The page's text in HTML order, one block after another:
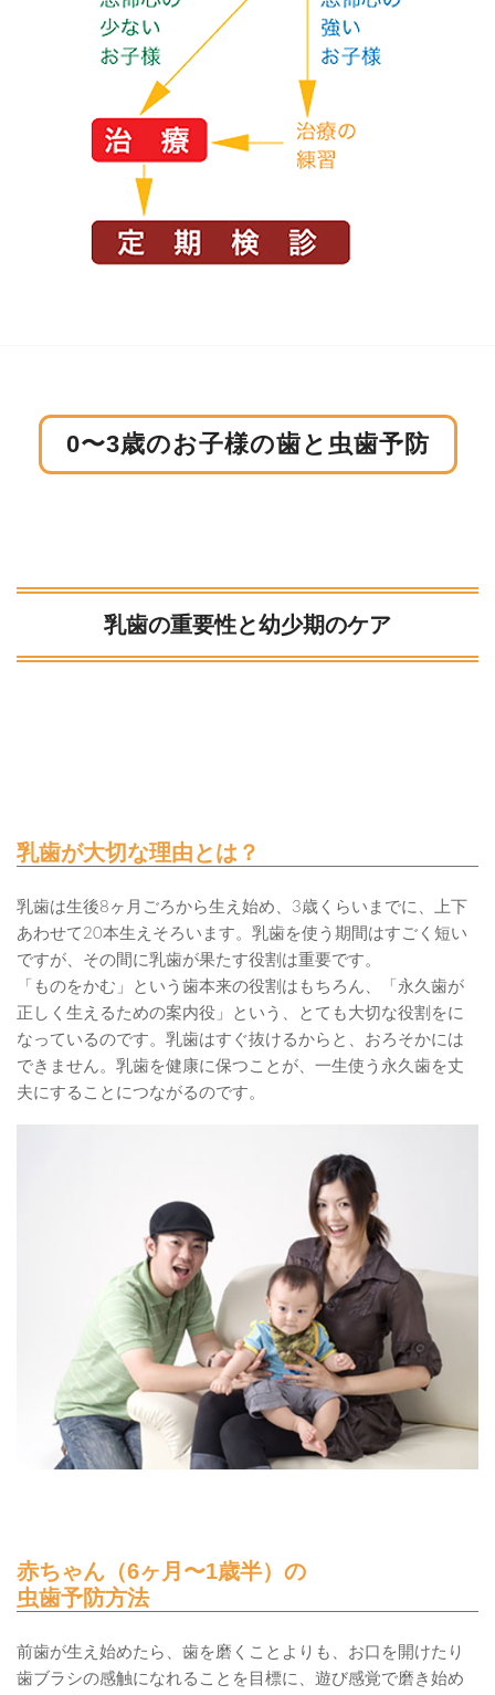
0〜3歳のお子様の歯と虫歯予防
乳歯の重要性と幼少期のケア
乳歯が大切な理由とは？
乳歯は生後8ヶ月ごろから生え始め、3歳くらいまでに、上下
あわせて20本生えそろいます。乳歯を使う期間はすごく短い
ですが、その間に乳歯が果たす役割は重要です。
「ものをかむ」という歯本来の役割はもちろん、「永久歯が
正しく生えるための案内役」という、とても大切な役割をに
なっているのです。乳歯はすぐ抜けるからと、おろそかには
できません。乳歯を健康に保つことが、一生使う永久歯を丈
夫にすることにつながるのです。
赤ちゃん（6ヶ月〜1歳半）の
虫歯予防方法
前歯が生え始めたら、歯を磨くことよりも、お口を開けたり
歯ブラシの感触になれることを目標に、遊び感覚で磨き始め